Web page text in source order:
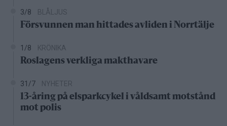
3/8 BLÅLJUS
Försvunnen man hittades avliden i Norrtälje
1/8 KRÖNIKA
Roslagens verkliga makthavare
31/7 NYHETER
13-åring på elsparkcykel i våldsamt motstånd
mot polis